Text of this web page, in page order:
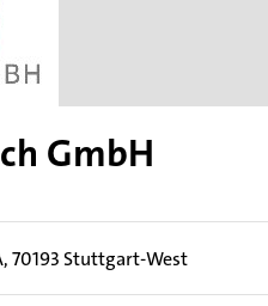
GmbH
70193 Stuttgart-West